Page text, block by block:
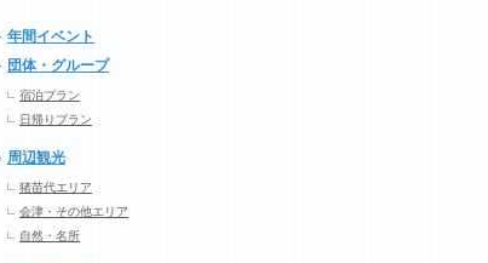
年間イベント
団体・グループ
宿泊プラン
日帰りプラン
周辺観光
猪苗代エリア
会津・その他エリア
自然・名所